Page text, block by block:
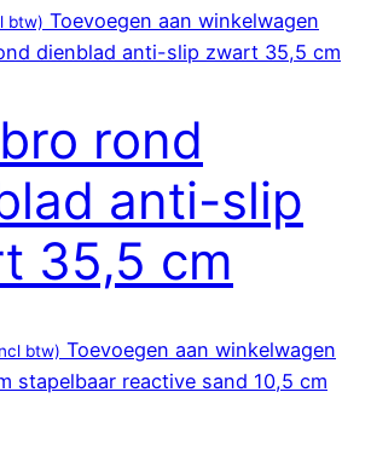
btw) Toevoegen aan winkelwagen
rond
anti-slip
35,5 cm
btw) Toevoegen aan winkelwagen